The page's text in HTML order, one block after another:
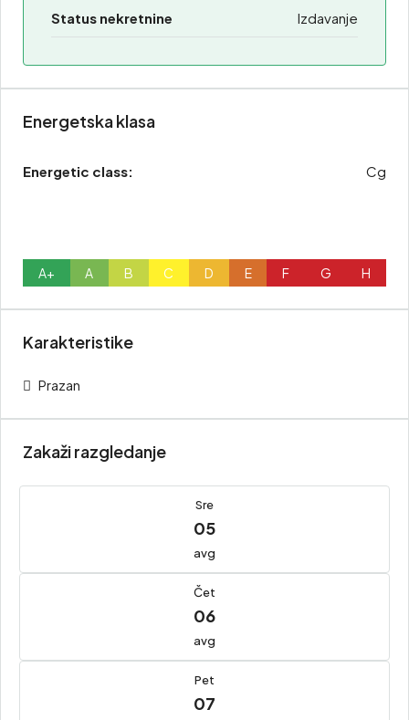
Status nekretnine Izdavanje
Energetska klasa
Energetic class: Cg
A+ A B C D E F G H
Karakteristike
Prazan
Zakaži razgledanje
Sre
05
avg
Čet
06
avg
Pet
07